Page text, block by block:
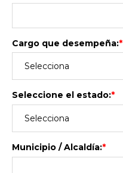
Cargo que desempeña:*
Seleccione el estado:*
Municipio / Alcaldía:*